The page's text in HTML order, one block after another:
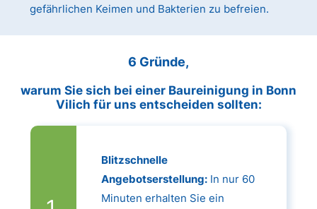
gefährlichen Keimen und Bakterien zu befreien.
6 Gründe,
warum Sie sich bei einer Baureinigung in Bonn
Vilich für uns entscheiden sollten:
Blitzschnelle
Angebotserstellung:In nur 60
Minuten erhalten Sie ein